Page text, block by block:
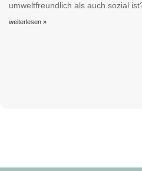
umweltfreundlich als auch sozial
weiterlesen »